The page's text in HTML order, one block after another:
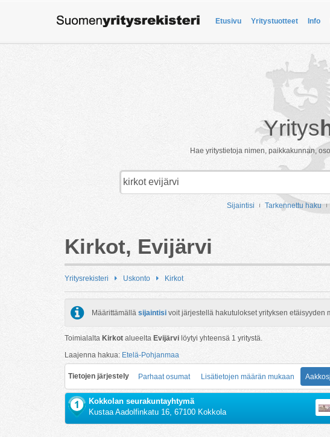
Etusivu Yritystuotteet Info
Yritys
Hae yritystietoja nimen, paikkakunnan,
Sijaintisi Tarkennettu haku
Kirkot, Evijärvi
Yritysrekisteri Uskonto Kirkot
Määrittämällä sijaintisi voit järjestellä hakutulokset yrityksen etäisyyden
Toimialalta Kirkot alueelta Evijärvi löytyi yhteensä 1 yritystä.
Laajenna hakua: Etelä-Pohjanmaa
Tietojen järjestely Parhaat osumat Lisätietojen määrän mukaan
Kokkolan seurakuntayhtymä
Kustaa Aadolfinkatu 16, 67100 Kokkola